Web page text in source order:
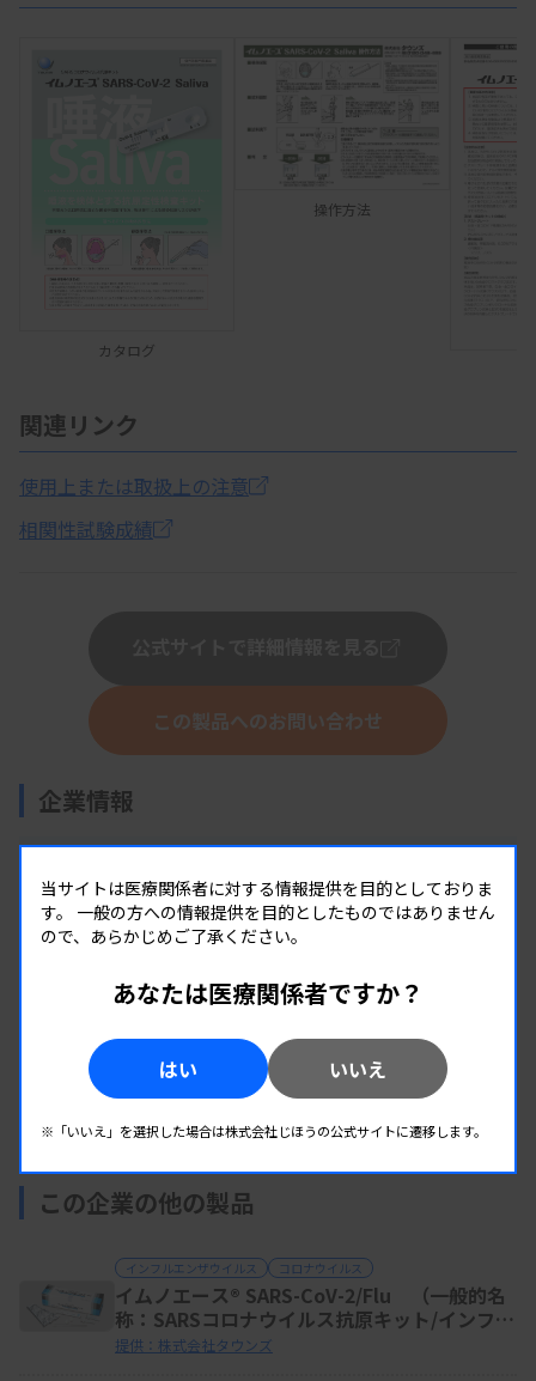
カタログ
操作方法
関連リンク
使用上または取扱上の注意
相関性試験成績
この製品へのお問い合わせ
企業情報
株式会社タウンズ
住所：静岡県伊豆の国市神島761番1
URL：https://www.tauns.co.jp/
(12製品)
お知らせを見る(0件)
この企業の他の製品
インフルエンザウイルス コロナウイルス
イムノエース® SARS-CoV-2/Flu （一般的名
称：SARSコロナウイルス抗原キット/インフル
エンザウイルスキット）
提供：株式会社タウンズ
当サイトは医療関係者に対する情報提供を目的としておりま
す。 一般の方への情報提供を目的としたものではありません
ので、あらかじめご了承ください。
あなたは医療関係者ですか？
はい いいえ
※「いいえ」を選択した場合は株式会社じほうの公式サイトに遷移します。